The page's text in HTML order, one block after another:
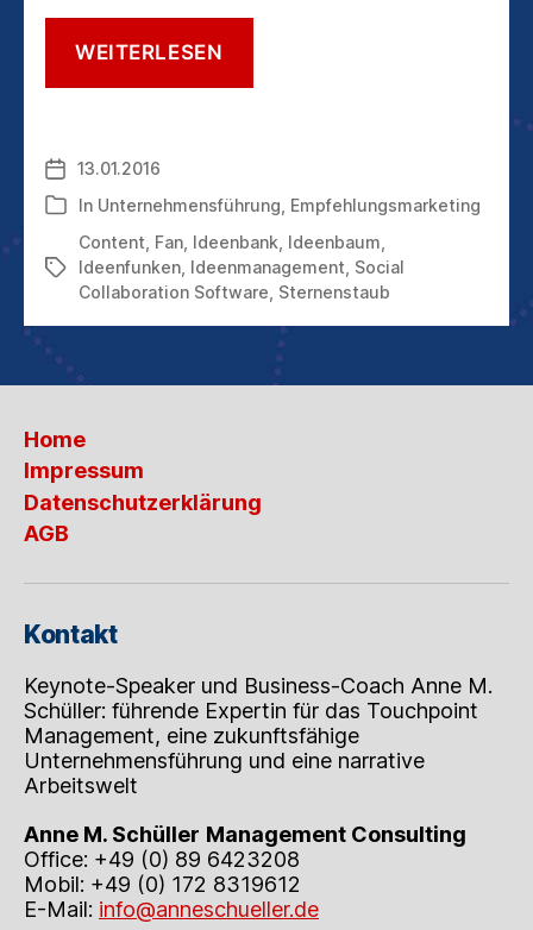
WEITERLESEN
WIE
ENTSTEHEN
Veröffentlichungsdatum
13.01.2016
Kategorien
In Unternehmensführung, Empfehlungsmarketing
Schlagwörter
Content, Fan, Ideenbank, Ideenbaum,
Ideenfunken, Ideenmanagement, Social
Collaboration Software, Sternenstaub
Home
Impressum
Datenschutzerklärung
AGB
Kontakt
Keynote-Speaker und Business-Coach Anne M.
Schüller: führende Expertin für das Touchpoint
Management, eine zukunftsfähige
Unternehmensführung und eine narrative
Arbeitswelt
Anne M. Schüller Management Consulting
Office: +49 (0) 89 6423208
Mobil: +49 (0) 172 8319612
E-Mail: info@anneschueller.de